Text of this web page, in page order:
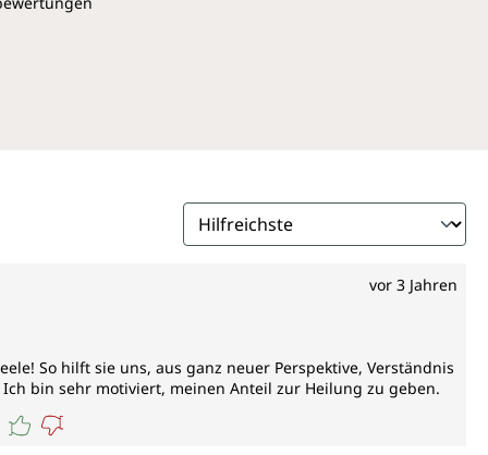
vor 3 Jahren
So hilft sie uns, aus ganz neuer Perspektive, Verständnis
bin sehr motiviert, meinen Anteil zur Heilung zu geben.